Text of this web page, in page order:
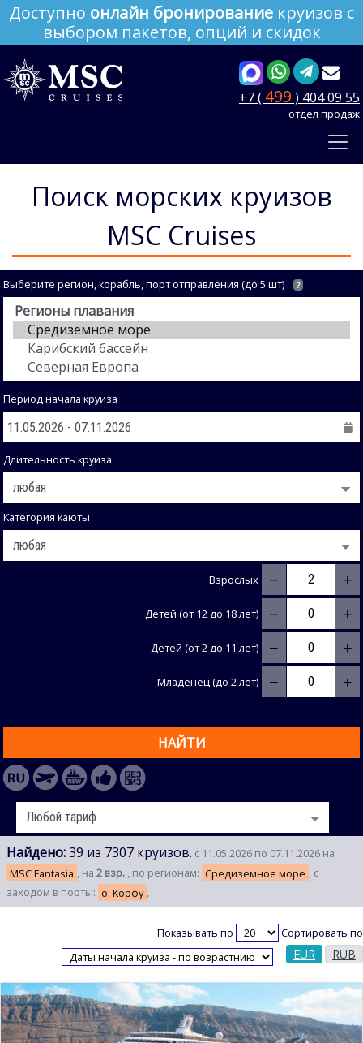
Доступно онлайн бронирование круизов с
выбором пакетов, опций и скидок
+7 ( 499 ) 404 09 55
отдел продаж
Поиск морских круизов
MSC Cruises
Выберите регион, корабль, порт отправления (до 5 шт) ?
Период начала круиза
Длительность круиза
Категория каюты
Взрослых − +
Детей (от 12 до 18 лет) − +
Детей (от 2 до 11 лет) − +
Младенец (до 2 лет) − +
НАЙТИ
Найдено:39 из 7307 круизов. с 11.05.2026 по 07.11.2026 на
MSC Fantasia , на 2 взр. , по регионам: Средиземное море , с
заходом в порты: о. Корфу ,
Показывать по Сортировать по
EUR RUB